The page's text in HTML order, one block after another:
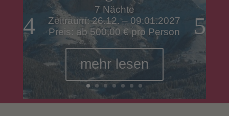
7 Nächte
Zeitraum: 26.12. – 09.01.2027
Preis: ab 500,00 € pro Person
mehr lesen